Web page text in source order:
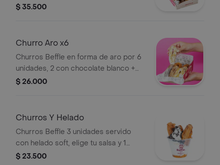
pistacho o maní.
$ 35.500
Churro Aro x6
Churros Beffle en forma de aro por 6
unidades, 2 con chocolate blanco +
pistacho, 2 chocolate negro + mani y
$ 26.000
Churros Y Helado
Churros Beffle 3 unidades servido
con helado soft, elige tu salsa y 1
topping clasico.
$ 23.500